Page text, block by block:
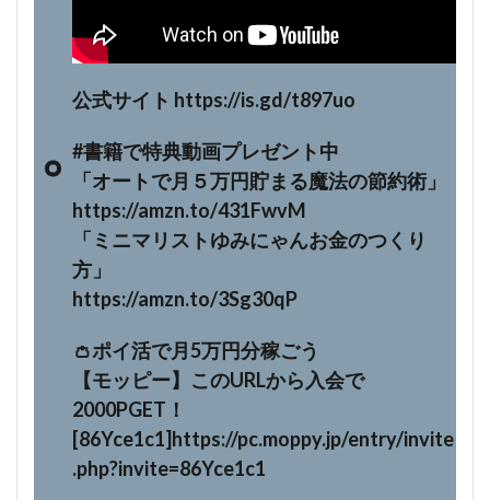
公式サイト https://is.gd/t897uo
#書籍で特典動画プレゼント中
「オートで月５万円貯まる魔法の節約術」
https://amzn.to/431FwvM
「ミニマリストゆみにゃんお金のつくり
方」
https://amzn.to/3Sg30qP
👛ポイ活で月5万円分稼ごう
【モッピー】このURLから入会で
2000PGET！
[86Yce1c1]https://pc.moppy.jp/entry/invite
.php?invite=86Yce1c1